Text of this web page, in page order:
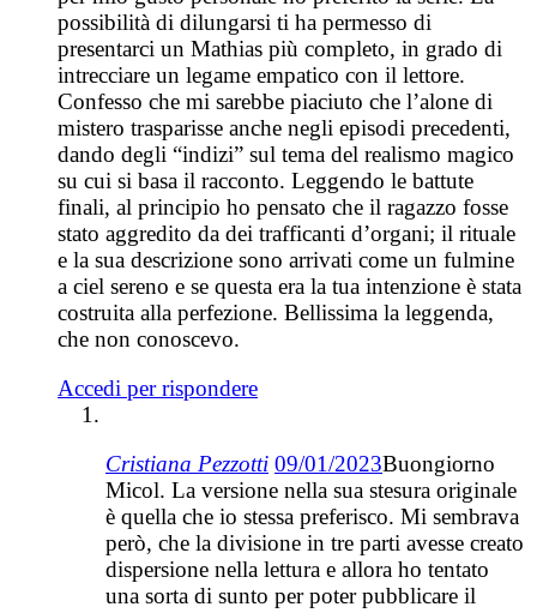
possibilità di dilungarsi ti ha permesso di
presentarci un Mathias più completo, in grado di
intrecciare un legame empatico con il lettore.
Confesso che mi sarebbe piaciuto che l’alone di
mistero trasparisse anche negli episodi precedenti,
dando degli “indizi” sul tema del realismo magico
su cui si basa il racconto. Leggendo le battute
finali, al principio ho pensato che il ragazzo fosse
stato aggredito da dei trafficanti d’organi; il rituale
e la sua descrizione sono arrivati come un fulmine
a ciel sereno e se questa era la tua intenzione è stata
costruita alla perfezione. Bellissima la leggenda,
che non conoscevo.
Accedi per rispondere
Cristiana Pezzotti 09/01/2023Buongiorno
Micol. La versione nella sua stesura originale
è quella che io stessa preferisco. Mi sembrava
però, che la divisione in tre parti avesse creato
dispersione nella lettura e allora ho tentato
una sorta di sunto per poter pubblicare il